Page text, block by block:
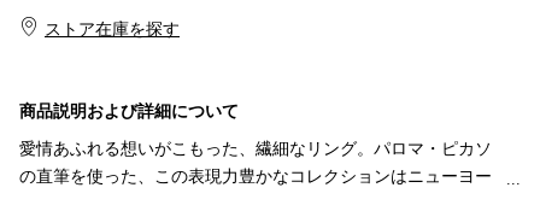
ストア在庫を探す​​
商品説明および詳細について
愛情あふれる想いがこもった、繊細なリング。パロマ・ピカソ
の直筆を使った、この表現力豊かなコレクションはニューヨー